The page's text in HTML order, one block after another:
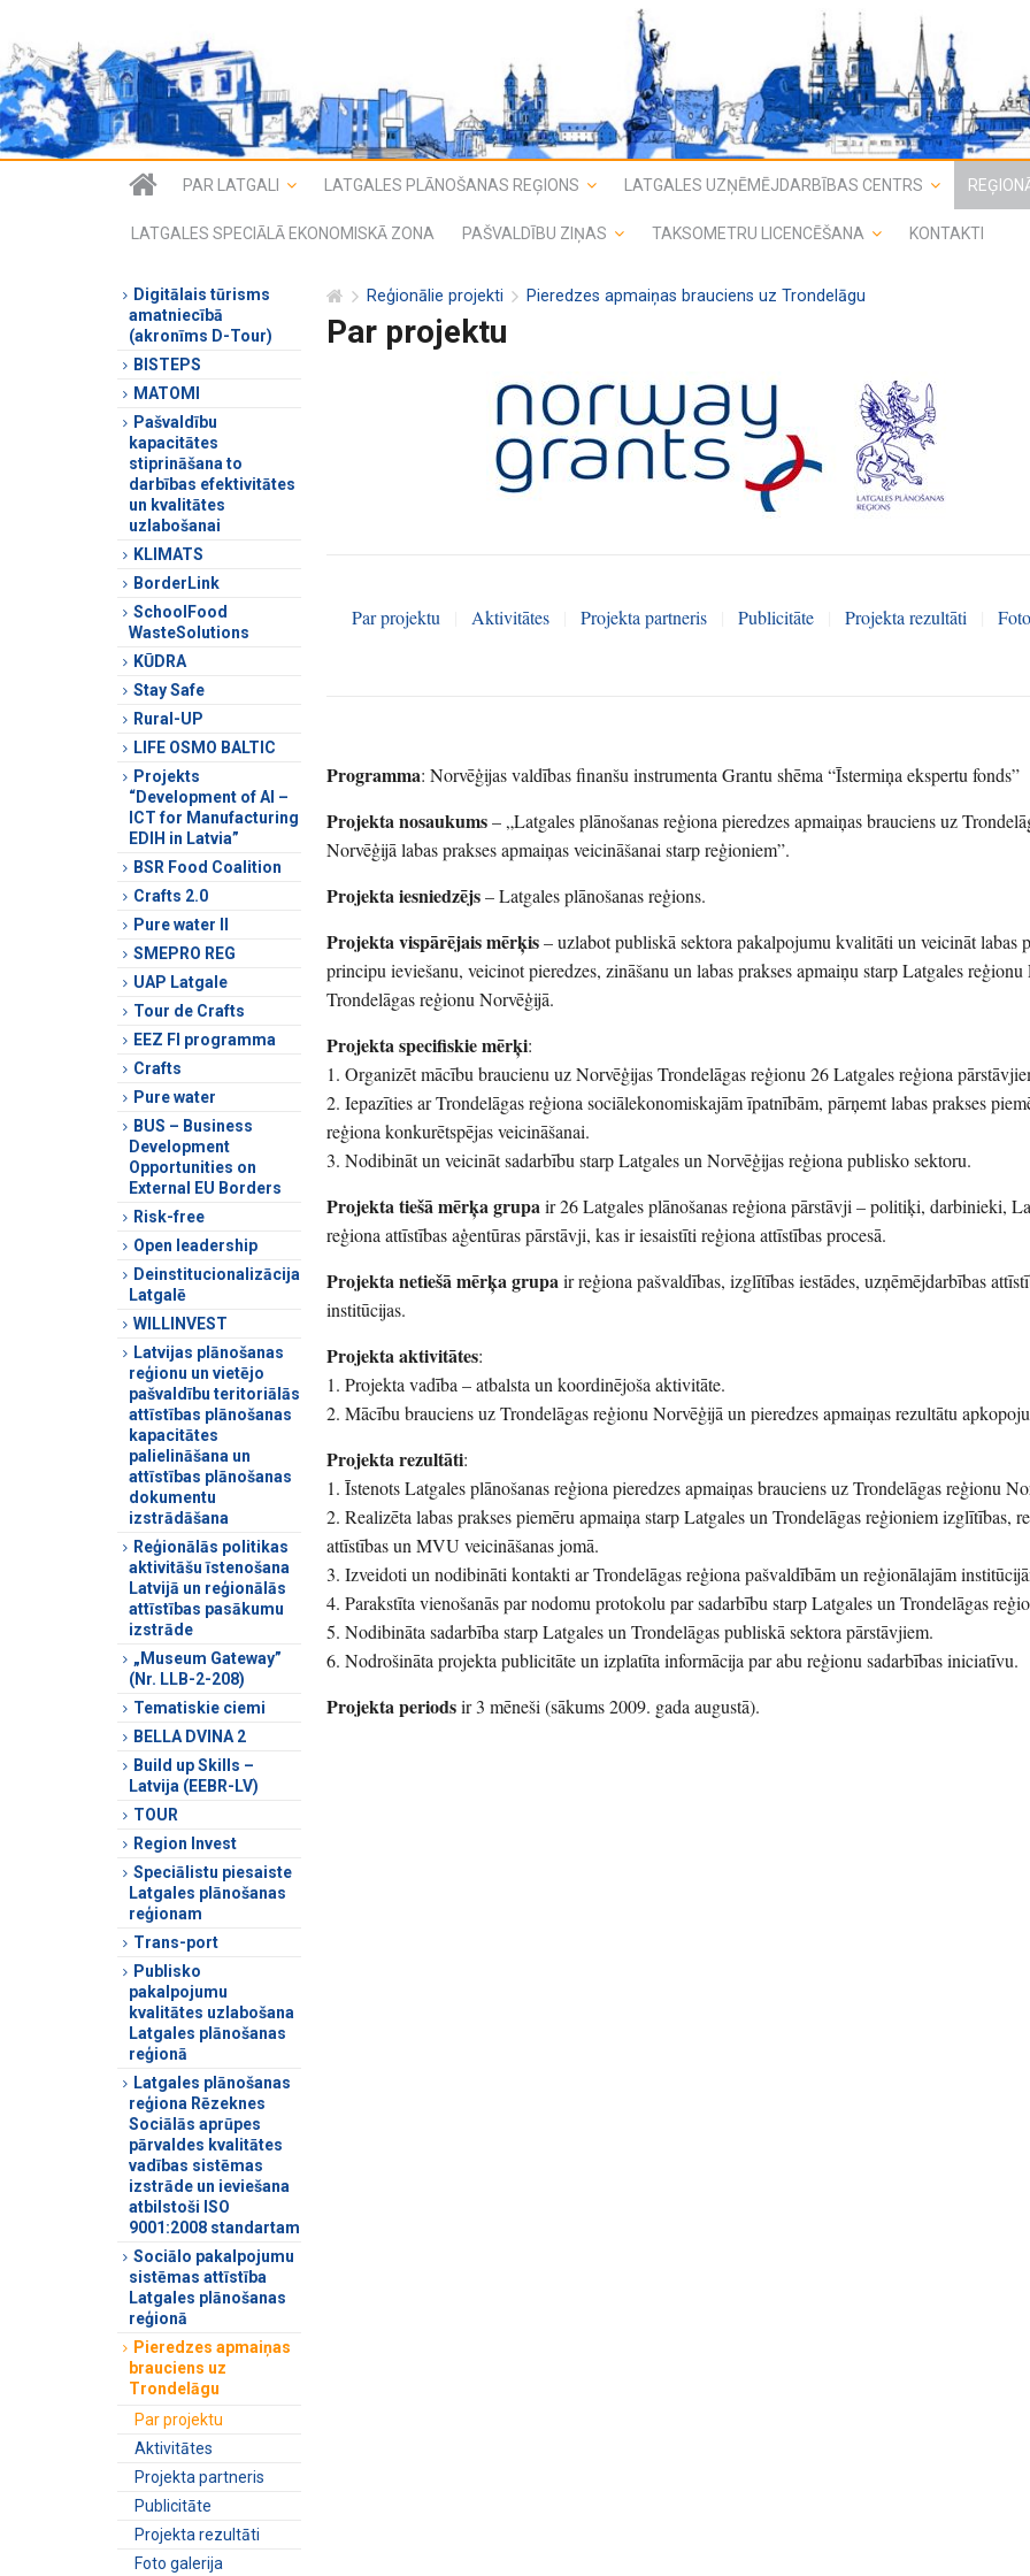
PAR LATGALI LATGALES PLĀNOŠANAS REĢIONS LATGALES UZŅĒMĒJDARBĪBAS CENTRS
LATGALES SPECIĀLĀ EKONOMISKĀ ZONA PAŠVALDĪBU ZIŅAS TAKSOMETRU LICENCĒŠANA KONTAKTI
Reģionālie projekti Pieredzes apmaiņas brauciens uz Trondelāgu
Par projektu
Par projektu Aktivitātes Projekta partneris Publicitāte Projekta rezultāti
Programma: Norvēģijas valdības finanšu instrumenta Grantu shēma “Īstermiņa ekspertu fonds”
Projekta nosaukums– „Latgales plānošanas reģiona pieredzes apmaiņas brauciens uz
Norvēģijā labas prakses apmaiņas veicināšanai starp reģioniem”.
Projekta iesniedzējs– Latgales plānošanas reģions.
Projekta vispārējais mērķis– uzlabot publiskā sektora pakalpojumu kvalitāti un veicināt labas
principu ieviešanu, veicinot pieredzes, zināšanu un labas prakses apmaiņu starp Latgales
Trondelāgas reģionu Norvēģijā.
Projekta specifiskie mērķi:
1. Organizēt mācību braucienu uz Norvēģijas Trondelāgas reģionu 26 Latgales reģiona
2. Iepazīties ar Trondelāgas reģiona sociālekonomiskajām īpatnībām, pārņemt labas prakses
reģiona konkurētspējas veicināšanai.
3. Nodibināt un veicināt sadarbību starp Latgales un Norvēģijas reģiona publisko sektoru.
Projekta tiešā mērķa grupair 26 Latgales plānošanas reģiona pārstāvji – politiķi, darbinieki,
reģiona attīstības aģentūras pārstāvji, kas ir iesaistīti reģiona attīstības procesā.
Projekta netiešā mērķa grupair reģiona pašvaldības, izglītības iestādes, uzņēmējdarbības
institūcijas.
Projekta aktivitātes:
1. Projekta vadība – atbalsta un koordinējoša aktivitāte.
2. Mācību brauciens uz Trondelāgas reģionu Norvēģijā un pieredzes apmaiņas rezultātu
Projekta rezultāti:
1. Īstenots Latgales plānošanas reģiona pieredzes apmaiņas brauciens uz Trondelāgas reģionu
2. Realizēta labas prakses piemēru apmaiņa starp Latgales un Trondelāgas reģioniem izglītības,
attīstības un MVU veicināšanas jomā.
3. Izveidoti un nodibināti kontakti ar Trondelāgas reģiona pašvaldībām un reģionālajām
4. Parakstīta vienošanās par nodomu protokolu par sadarbību starp Latgales un Trondelāgas
5. Nodibināta sadarbība starp Latgales un Trondelāgas publiskā sektora pārstāvjiem.
6. Nodrošināta projekta publicitāte un izplatīta informācija par abu reģionu sadarbības iniciatīvu.
Projekta periodsir 3 mēneši (sākums 2009. gada augustā).
Digitālais tūrisms
amatniecībā
(akronīms D-Tour)
BISTEPS
MATOMI
Pašvaldību
kapacitātes
stiprināšana to
darbības efektivitātes
un kvalitātes
uzlabošanai
KLIMATS
BorderLink
SchoolFood
WasteSolutions
KŪDRA
Stay Safe
Rural-UP
LIFE OSMO BALTIC
Projekts
“Development of AI –
ICT for Manufacturing
EDIH in Latvia”
BSR Food Coalition
Crafts 2.0
Pure water II
SMEPRO REG
UAP Latgale
Tour de Crafts
EEZ FI programma
Crafts
Pure water
BUS – Business
Development
Opportunities on
External EU Borders
Risk-free
Open leadership
Deinstitucionalizācija
Latgalē
WILLINVEST
Latvijas plānošanas
reģionu un vietējo
pašvaldību teritoriālās
attīstības plānošanas
kapacitātes
palielināšana un
attīstības plānošanas
dokumentu
izstrādāšana
Reģionālās politikas
aktivitāšu īstenošana
Latvijā un reģionālās
attīstības pasākumu
izstrāde
„Museum Gateway”
(Nr. LLB-2-208)
Tematiskie ciemi
BELLA DVINA 2
Build up Skills –
Latvija (EEBR-LV)
TOUR
Region Invest
Speciālistu piesaiste
Latgales plānošanas
reģionam
Trans-port
Publisko
pakalpojumu
kvalitātes uzlabošana
Latgales plānošanas
reģionā
Latgales plānošanas
reģiona Rēzeknes
Sociālās aprūpes
pārvaldes kvalitātes
vadības sistēmas
izstrāde un ieviešana
atbilstoši ISO
9001:2008 standartam
Sociālo pakalpojumu
sistēmas attīstība
Latgales plānošanas
reģionā
Pieredzes apmaiņas
brauciens uz
Trondelāgu
Par projektu
Aktivitātes
Projekta partneris
Publicitāte
Projekta rezultāti
Foto galerija